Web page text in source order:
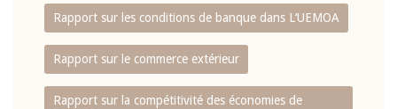
Rapport sur les conditions de banque dans L‘UEMOA
Rapport sur le commerce extérieur
Rapport sur la compétitivité des économies de